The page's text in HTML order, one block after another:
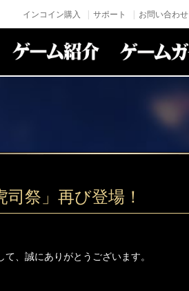
インコイン購入 サポート お問い合わせ
司祭」再び登場！
、誠にありがとうございます。